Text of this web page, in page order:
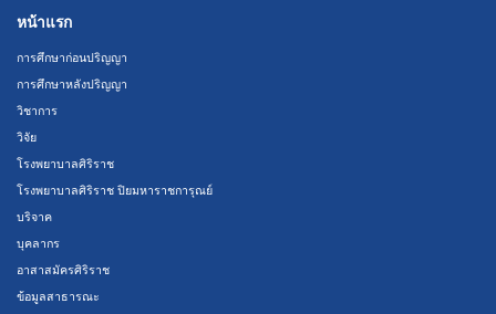
หน้าแรก
การศึกษาก่อนปริญญา
การศึกษาหลังปริญญา
วิชาการ
วิจัย
โรงพยาบาลศิริราช
โรงพยาบาลศิริราช ปิยมหาราชการุณย์
บริจาค
บุคลากร
อาสาสมัครศิริราช
ข้อมูลสาธารณะ